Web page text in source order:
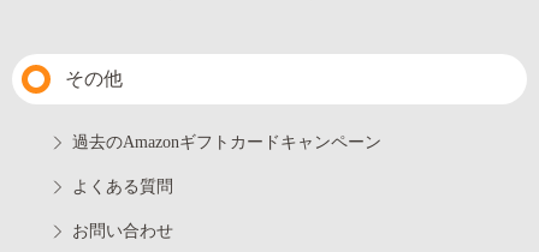
その他
過去のAmazonギフトカードキャンペーン
よくある質問
お問い合わせ